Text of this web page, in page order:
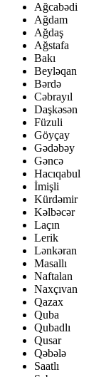
Ağcabədi
Ağdam
Ağdaş
Ağstafa
Bakı
Beyləqan
Bərdə
Cəbrayıl
Daşkəsən
Füzuli
Göyçay
Gədəbəy
Gəncə
Hacıqabul
İmişli
Kürdəmir
Kəlbəcər
Laçın
Lerik
Lənkəran
Masallı
Naftalan
Naxçıvan
Qazax
Quba
Qubadlı
Qusar
Qəbələ
Saatlı